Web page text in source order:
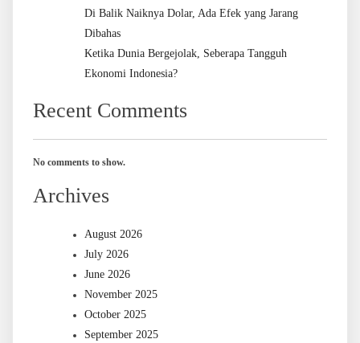
Di Balik Naiknya Dolar, Ada Efek yang Jarang
Dibahas
Ketika Dunia Bergejolak, Seberapa Tangguh
Ekonomi Indonesia?
Recent Comments
No comments to show.
Archives
August 2026
July 2026
June 2026
November 2025
October 2025
September 2025